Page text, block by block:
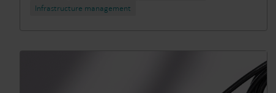
Infrastructure management